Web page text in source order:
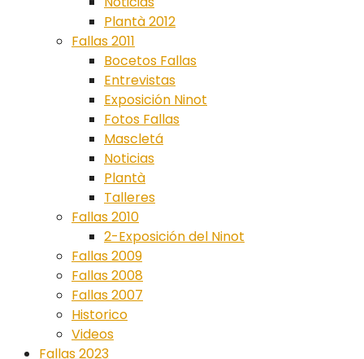
Plantà 2012
Fallas 2011
Bocetos Fallas
Entrevistas
Exposición Ninot
Fotos Fallas
Mascletá
Noticias
Plantà
Talleres
Fallas 2010
2-Exposición del Ninot
Fallas 2009
Fallas 2008
Fallas 2007
Historico
Videos
Fallas 2023